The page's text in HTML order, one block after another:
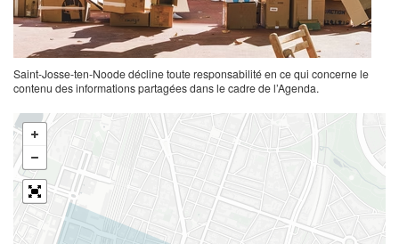
Saint-Josse-ten-Noode décline toute responsabilité en ce qui concerne le
contenu des informations partagées dans le cadre de l’Agenda.